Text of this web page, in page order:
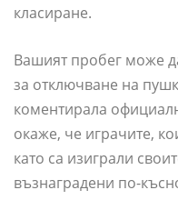
класиране.
Вашият пробег може
за отключване на
коментирала
окаже, че играчите,
като са изиграли
възнаградени по-